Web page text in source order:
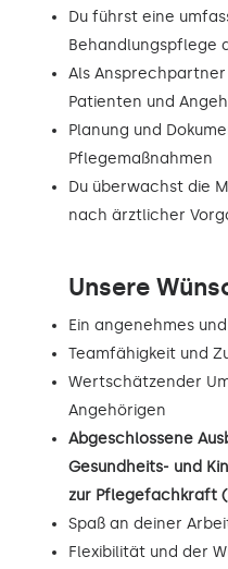
Du führst eine
Behandlungspflege
Als
Patienten und
Planung und
Pflegemaßnahmen
Du überwachst die
nach ärztlicher
Unsere
Ein angenehmes
Teamfähigkeit und
Wertschätzender
Angehörigen
Abgeschlossene
Gesundheits- und
zur Pflegefachkraft
Spaß an deiner
Flexibilität und der